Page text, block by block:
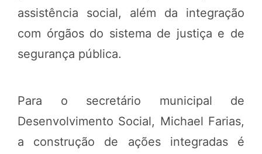
assistência social, além da integração
com órgãos do sistema de justiça e de
segurança pública.
Para o secretário municipal de
Desenvolvimento Social, Michael Farias,
a construção de ações integradas é